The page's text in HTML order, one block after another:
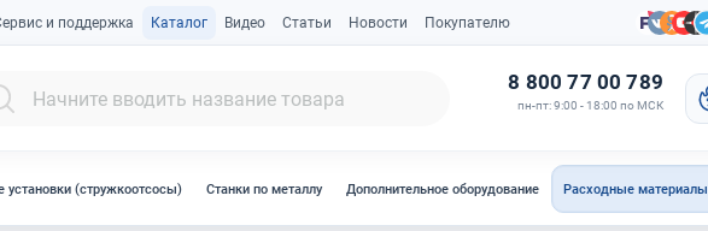
и поддержка Каталог Видео Статьи Новости Покупателю Компания
8 800 77 00 789
пн-пт: 9:00 - 18:00 по МСК
(стружкоотсосы) Станки по металлу Дополнительное оборудование Расходные материалы